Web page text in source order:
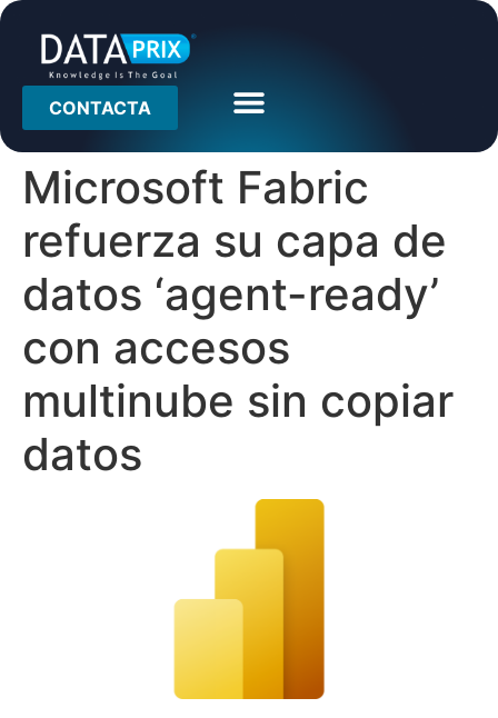
CONTACTA
Microsoft Fabric
refuerza su capa de
datos ‘agent-ready’
con accesos
multinube sin copiar
datos